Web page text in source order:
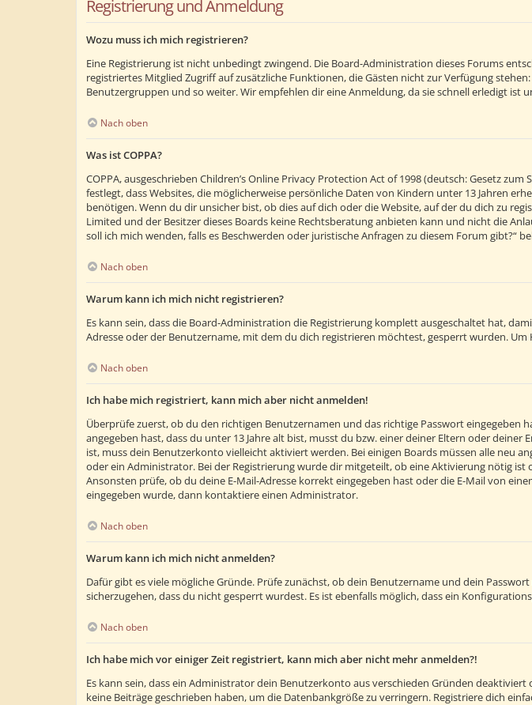
Registrierung und Anmeldung
Wozu muss ich mich registrieren?
Eine Registrierung ist nicht unbedingt zwingend. Die Board-Administration dieses Forums
registriertes Mitglied Zugriff auf zusätzliche Funktionen, die Gästen nicht zur Verfügung
Benutzergruppen und so weiter. Wir empfehlen dir eine Anmeldung, da sie schnell erledigt ist
Nach oben
Was ist COPPA?
COPPA, ausgeschrieben Children’s Online Privacy Protection Act of 1998 (deutsch: Gesetz
festlegt, dass Websites, die möglicherweise persönliche Daten von Kindern unter 13 Jahren
benötigen. Wenn du dir unsicher bist, ob dies auf dich oder die Website, auf der du dich zu
Limited und der Besitzer dieses Boards keine Rechtsberatung anbieten kann und nicht die
soll ich mich wenden, falls es Beschwerden oder juristische Anfragen zu diesem Forum gibt?“
Nach oben
Warum kann ich mich nicht registrieren?
Es kann sein, dass die Board-Administration die Registrierung komplett ausgeschaltet hat,
Adresse oder der Benutzername, mit dem du dich registrieren möchtest, gesperrt wurden.
Nach oben
Ich habe mich registriert, kann mich aber nicht anmelden!
Überprüfe zuerst, ob du den richtigen Benutzernamen und das richtige Passwort eingegeben
angegeben hast, dass du unter 13 Jahre alt bist, musst du bzw. einer deiner Eltern oder
ist, muss dein Benutzerkonto vielleicht aktiviert werden. Bei einigen Boards müssen alle neu
oder ein Administrator. Bei der Registrierung wurde dir mitgeteilt, ob eine Aktivierung nötig
Ansonsten prüfe, ob du deine E-Mail-Adresse korrekt eingegeben hast oder die E-Mail von
eingegeben wurde, dann kontaktiere einen Administrator.
Nach oben
Warum kann ich mich nicht anmelden?
Dafür gibt es viele mögliche Gründe. Prüfe zunächst, ob dein Benutzername und dein
sicherzugehen, dass du nicht gesperrt wurdest. Es ist ebenfalls möglich, dass ein
Nach oben
Ich habe mich vor einiger Zeit registriert, kann mich aber nicht mehr anmelden?!
Es kann sein, dass ein Administrator dein Benutzerkonto aus verschieden Gründen
keine Beiträge geschrieben haben, um die Datenbankgröße zu verringern. Registriere dich